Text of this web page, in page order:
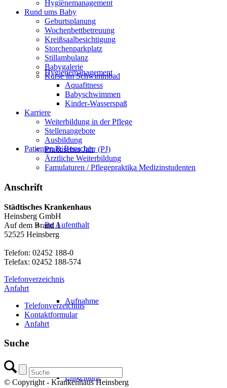
Hygienemanagement
Patienten & Besucher
Ihr Aufenthalt
Aufnahme
Entgelttarif
Hygienemanagement
Rund ums Baby
Geburtsplanung
Wochenbettbetreuung
Kreißsaalbesichtigung
Storchenparkplatz
Stillambulanz
Babygalerie
Kurse im Schwimmbad
Aquafitness
Babyschwimmen
Kinder-Wasserspaß
Karriere
Weiterbildung in der Pflege
Stellenangebote
Ausbildung
Praktisches Jahr (PJ)
Ärztliche Weiterbildung
Famulaturen / Pflegepraktika Medizinstudenten
Anschrift
Städtisches Krankenhaus
Heinsberg GmbH
Auf dem Brand 1
52525 Heinsberg
Telefon: 02452 188-0
Telefax: 02452 188-574
Telefonverzeichnis
Anfahrt
Telefonverzeichnis
Kontaktformular
Anfahrt
Suche
© Copyright - Krankenhaus Heinsberg